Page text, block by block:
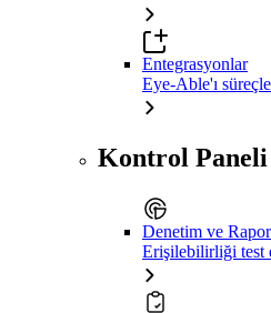
Entegrasyonlar
Eye-Able'ı
Kontrol
Denetim ve
Erişilebilirliği test